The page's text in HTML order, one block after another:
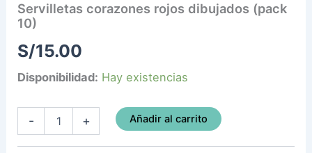
Servilletas corazones rojos dibujados (pack
10)
S/15.00
Disponibilidad: Hay existencias
- + Añadir al carrito